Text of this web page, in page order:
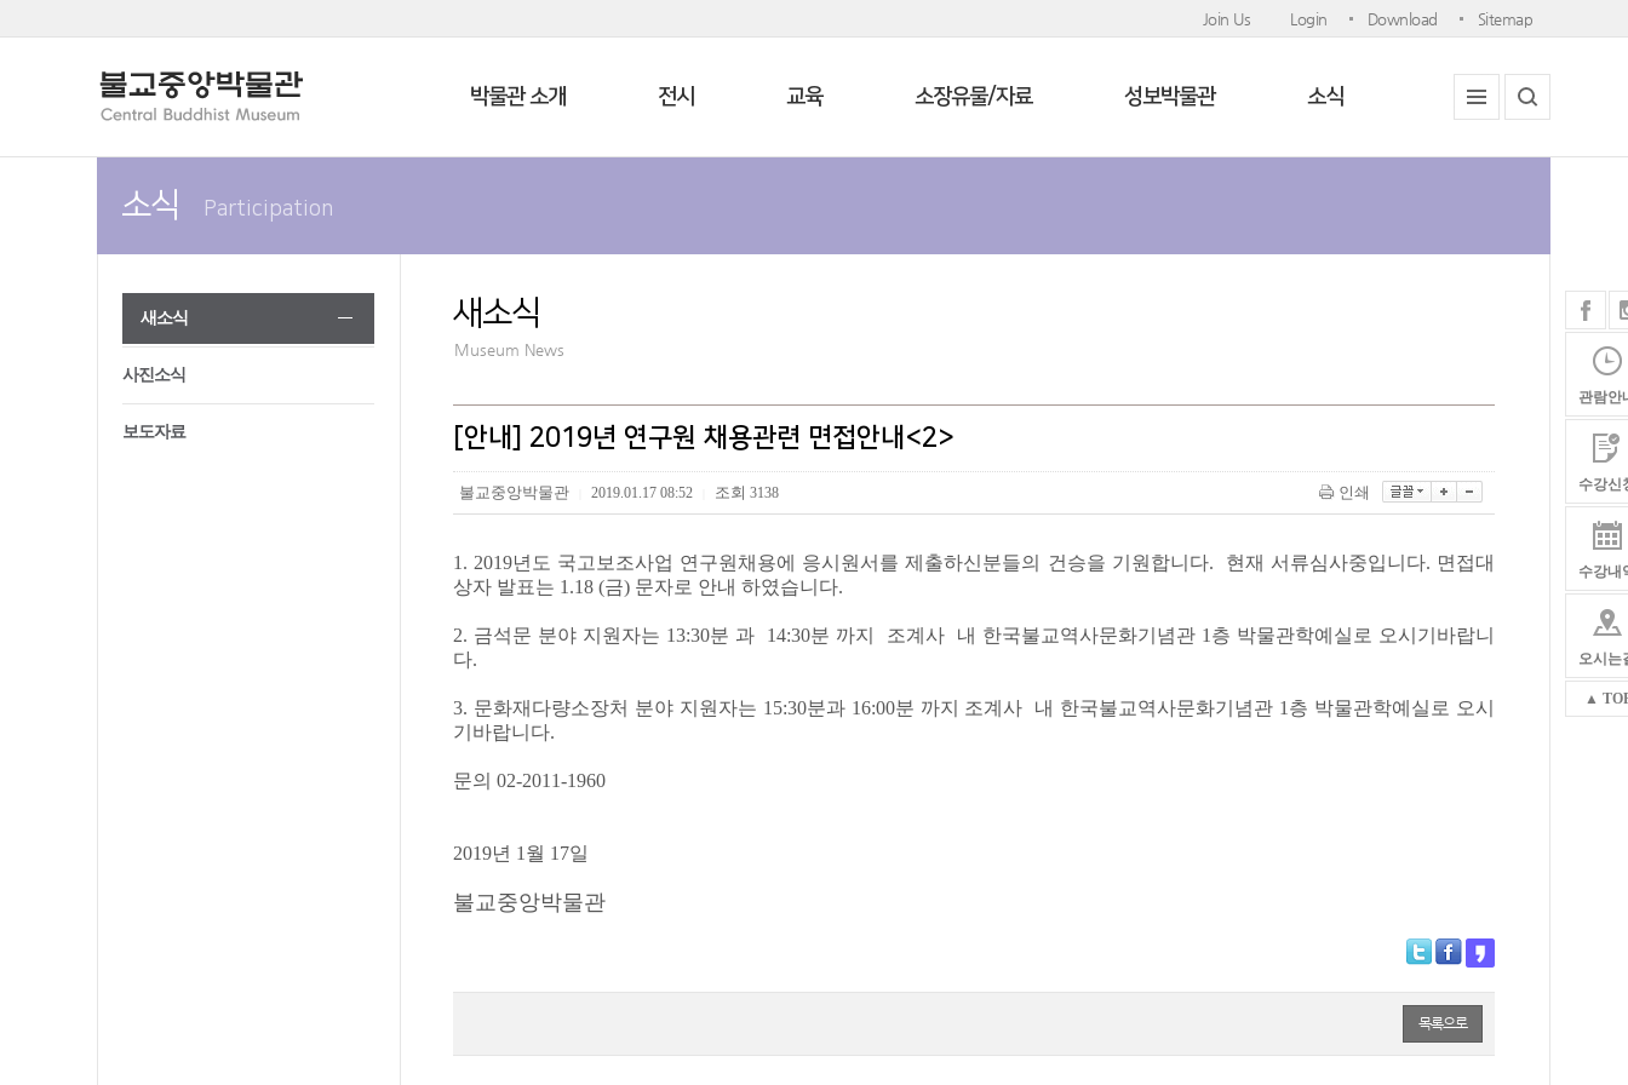
Join Us Login Download Sitemap
박물관 소개 전시 교육 소장유물/자료 성보박물관 소식
소식 Participation
새소식
사진소식
보도자료
새소식
Museum News
[안내] 2019년 연구원 채용관련 면접안내<2>
불교중앙박물관 2019.01.17 08:52 조회 3138 인쇄
1. 2019년도 국고보조사업 연구원채용에 응시원서를 제출하신분들의 건승을 기원합니다. 현재 서류심사중입니다. 면접대
상자 발표는 1.18 (금) 문자로 안내 하였습니다.
2. 금석문 분야 지원자는 13:30분 과 14:30분 까지 조계사 내 한국불교역사문화기념관 1층 박물관학예실로 오시기바랍니
다.
3. 문화재다량소장처 분야 지원자는 15:30분과 16:00분 까지 조계사 내 한국불교역사문화기념관 1층 박물관학예실로 오시
기바랍니다.
문의 02-2011-1960
2019년 1월 17일
불교중앙박물관
목록으로
관람안
수강신
수강내
오시는
▲